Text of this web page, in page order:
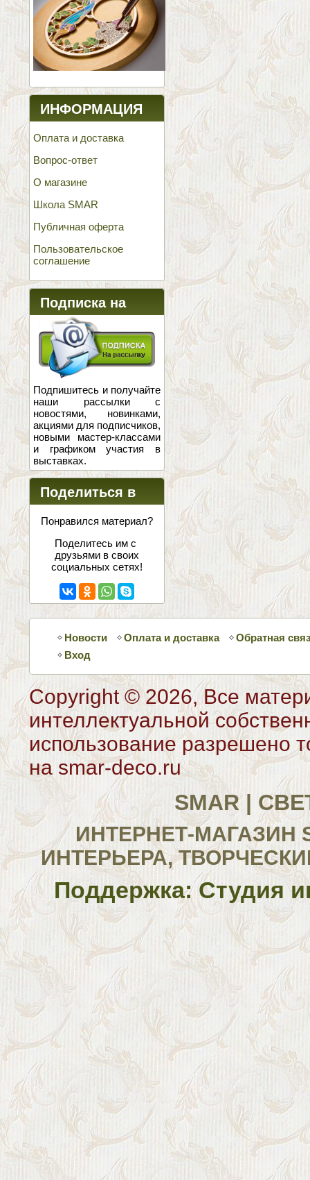
ИНФОРМАЦИЯ
Оплата и доставка
Вопрос-ответ
О магазине
Школа SMAR
Публичная оферта
Пользовательское
соглашение
Подписка на
новости
Подпишитесь и получайте
наши рассылки с
новостями, новинками,
акциями для подписчиков,
новыми мастер-классами
и графиком участия в
выставках.
Поделиться в
соцсетях
Понравился материал?
Поделитесь им с
друзьями в своих
социальных сетях!
Новости Оплата и доставка
Обратная
Вход
Copyright © 2026, Все
интеллектуальной
использование разрешено
на smar-deco.ru
SMAR |
ИНТЕРНЕТ-МАГАЗИН
ИНТЕРЬЕРА,
Поддержка: Студия